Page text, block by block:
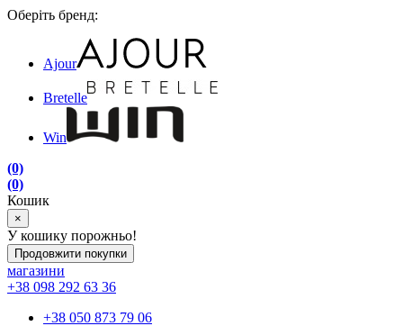
Оберіть бренд:
Ajour
Bretelle
Win
(0)
(0)
Кошик
×
У кошику порожньо!
Продовжити покупки
магазини
+38 098 292 63 36
+38 050 873 79 06